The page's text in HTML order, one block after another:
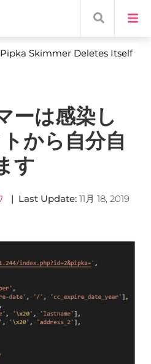
Skimmer Deletes Itself
ーは感染し
から自分自
す
| Last Update: 11月 18, 2019